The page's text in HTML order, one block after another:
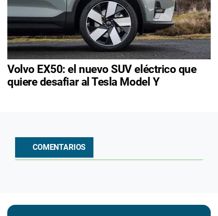
Volvo EX50: el nuevo SUV eléctrico que
quiere desafiar al Tesla Model Y
COMENTARIOS